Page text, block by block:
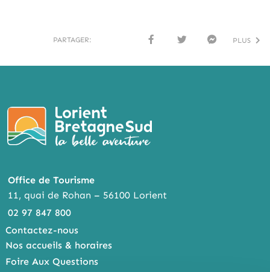
PARTAGER:
BOO
TTER
ENG
PLUS
Office de Tourisme
11, quai de Rohan – 56100 Lorient
02 97 847 800
Contactez-nous
Nos accueils & horaires
Foire Aux Questions